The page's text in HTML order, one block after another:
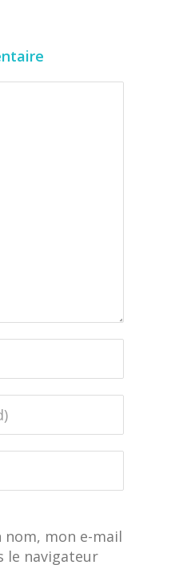
mon e-mail
le navigateur